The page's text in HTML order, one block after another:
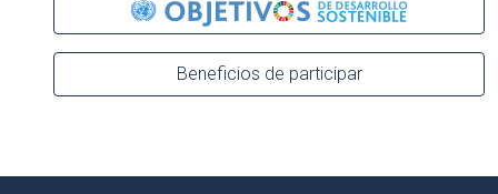
Beneficios de participar